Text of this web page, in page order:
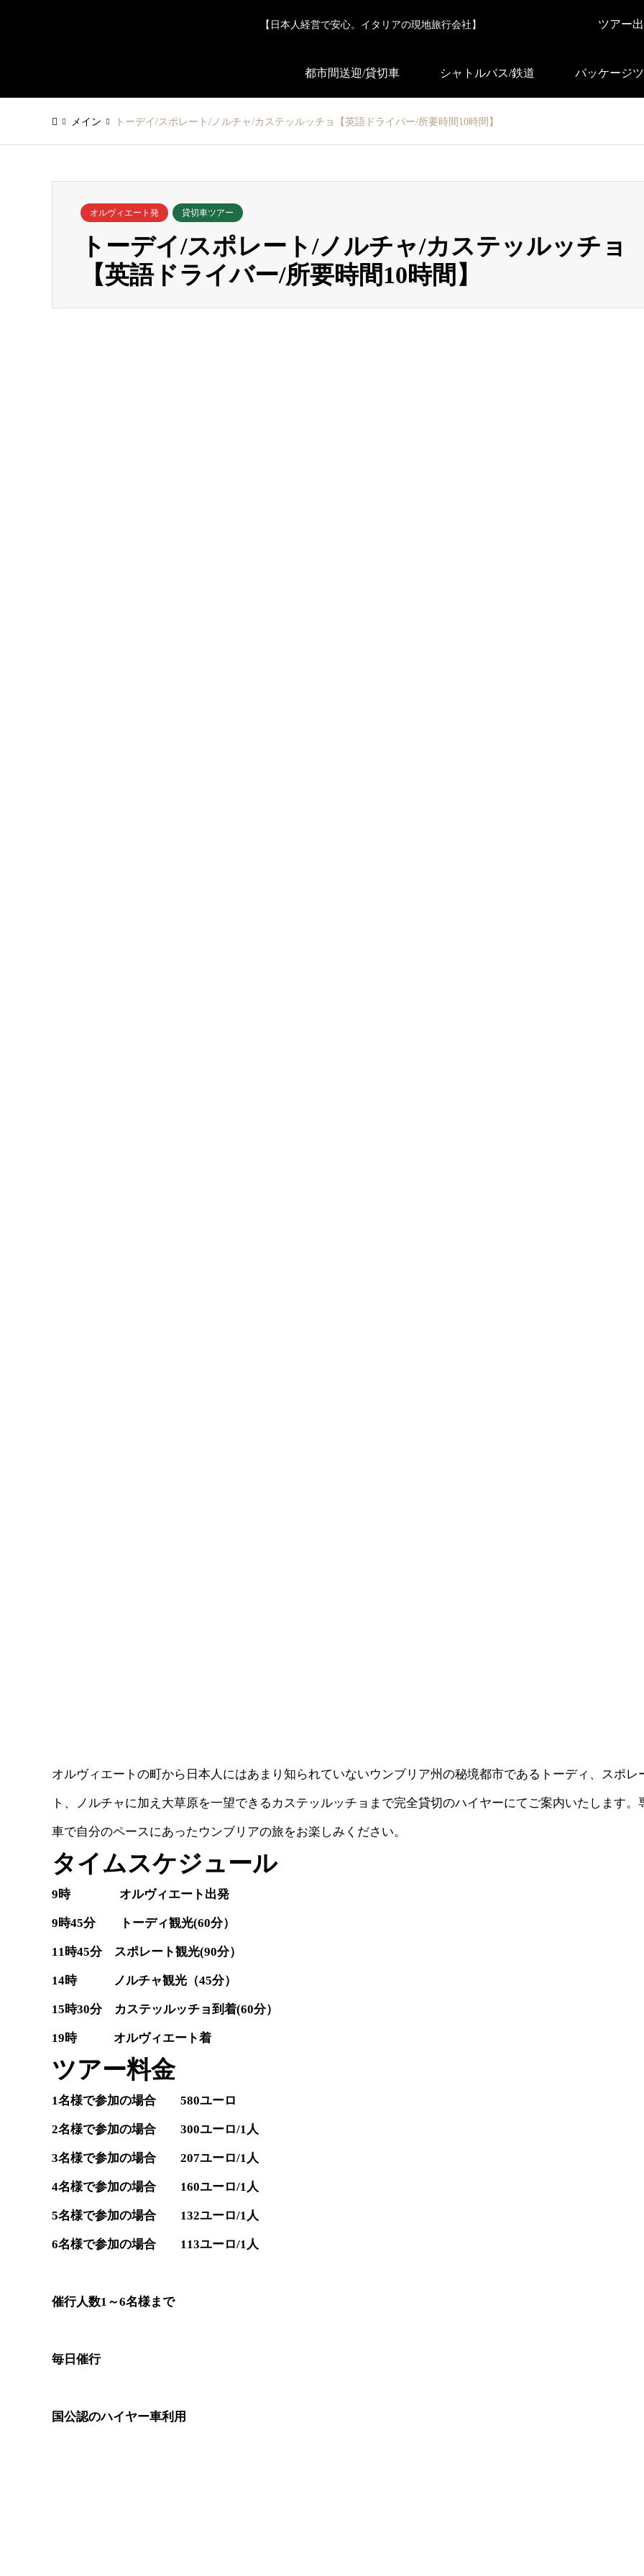
【日本人経営で安心。イタリアの現地旅行会社】 ツアー
都市間送迎/貸切車 シャトルバス/鉄道 パッケージ
メイン トーデイ/スポレート/ノルチャ/カステッルッチョ【英語ドライバー/所要時間10時間】
オルヴィエート発 貸切車ツアー
トーデイ/スポレート/ノルチャ/カステッルッチョ
【英語ドライバー/所要時間10時間】
オルヴィエートの町から日本人にはあまり知られていないウンブリア州の秘境都市であるトーディ、スポレ
ト、ノルチャに加え大草原を一望できるカステッルッチョまで完全貸切のハイヤーにてご案内いたします。
車で自分のペースにあったウンブリアの旅をお楽しみください。
タイムスケジュール
9時 オルヴィエート出発
9時45分 トーディ観光(60分）
11時45分 スポレート観光(90分）
14時 ノルチャ観光（45分）
15時30分 カステッルッチョ到着(60分）
19時 オルヴィエート着
ツアー料金
1名様で参加の場合 580ユーロ
2名様で参加の場合 300ユーロ/1人
3名様で参加の場合 207ユーロ/1人
4名様で参加の場合 160ユーロ/1人
5名様で参加の場合 132ユーロ/1人
6名様で参加の場合 113ユーロ/1人
催行人数1～6名様まで
毎日催行
国公認のハイヤー車利用